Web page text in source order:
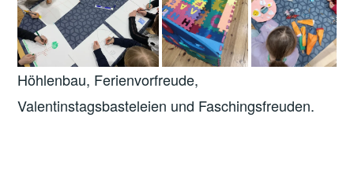
Höhlenbau, Ferienvorfreude,
Valentinstagsbasteleien und Faschingsfreuden.